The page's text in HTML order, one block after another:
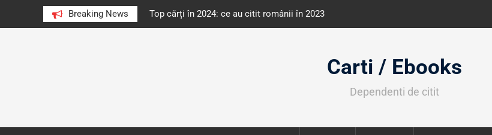
Breaking News
2024: ce au citit românii în 2023 Cărți donate pentru unități de învățământ din România
octombrie
Carti / Ebooks
Dependenti de citit